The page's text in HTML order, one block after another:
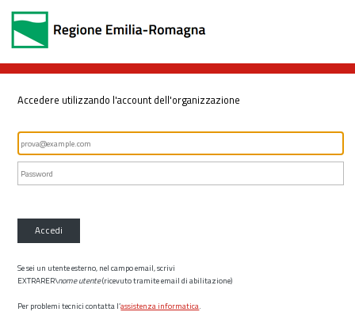
Accedere utilizzando l'account dell'organizzazione
Accedi
Se sei un utente esterno, nel campo email, scrivi
EXTRARER\nome utente(ricevuto tramite email di abilitazione)
Per problemi tecnici contatta l’assistenza informatica.